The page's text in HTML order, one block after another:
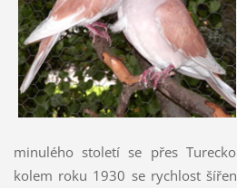
minulého století se přes
kolem roku 1930 se rychlost